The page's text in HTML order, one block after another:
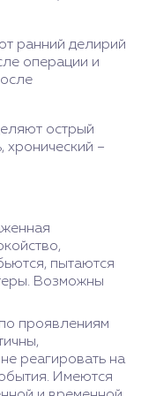
ранний делирий
операции и
острый
хронический –
пытаются
Возможны
проявлениям
реагировать на
Имеются